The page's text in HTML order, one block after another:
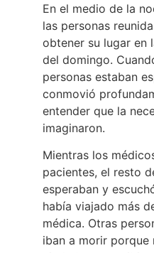
En el medio de la
las personas
obtener su lugar en
del domingo.
personas estaban
conmovió
entender que la
imaginaron.
Mientras los
pacientes, el resto
esperaban y
había viajado más
médica. Otras
iban a morir